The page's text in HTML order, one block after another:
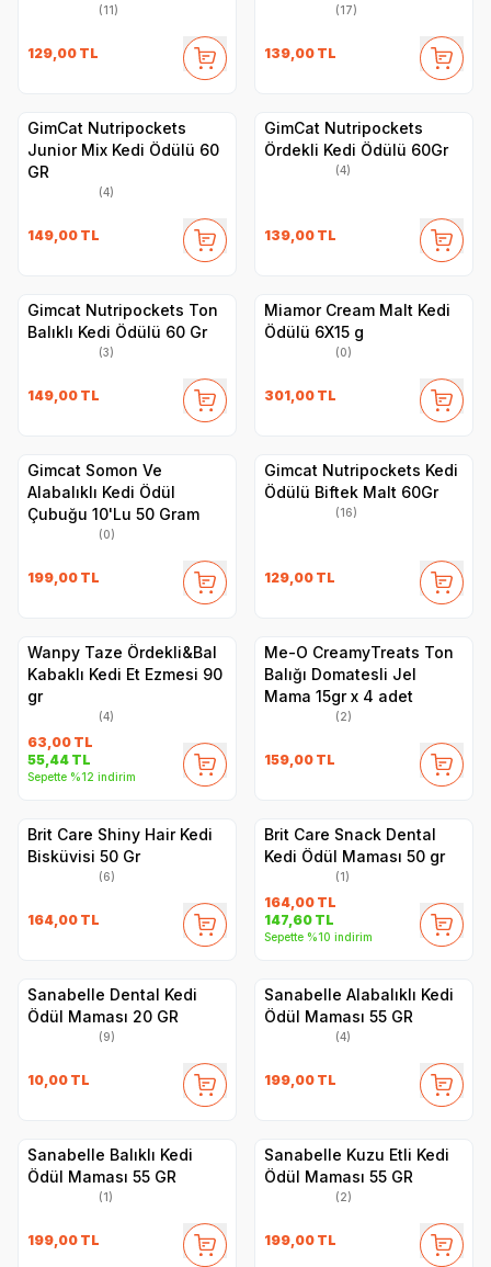
(11)
129,00 TL
(17)
139,00 TL
GimCat Nutripockets
Junior Mix Kedi Ödülü 60
GR
(4)
149,00 TL
GimCat Nutripockets
Ördekli Kedi Ödülü 60Gr
(4)
139,00 TL
Gimcat Nutripockets Ton
Balıklı Kedi Ödülü 60 Gr
(3)
149,00 TL
Miamor Cream Malt Kedi
Ödülü 6X15 g
(0)
301,00 TL
Gimcat Somon Ve
Alabalıklı Kedi Ödül
Çubuğu 10'Lu 50 Gram
(0)
199,00 TL
Gimcat Nutripockets Kedi
Ödülü Biftek Malt 60Gr
(16)
129,00 TL
Wanpy Taze Ördekli&Bal
Kabaklı Kedi Et Ezmesi 90
gr
(4)
63,00 TL
55,44 TL
Sepette %12 indirim
Me-O CreamyTreats Ton
Balığı Domatesli Jel
Mama 15gr x 4 adet
(2)
159,00 TL
Brit Care Shiny Hair Kedi
Bisküvisi 50 Gr
(6)
164,00 TL
Brit Care Snack Dental
Kedi Ödül Maması 50 gr
(1)
164,00 TL
147,60 TL
Sepette %10 indirim
Sanabelle Dental Kedi
Ödül Maması 20 GR
(9)
10,00 TL
Sanabelle Alabalıklı Kedi
Ödül Maması 55 GR
(4)
199,00 TL
Sanabelle Balıklı Kedi
Ödül Maması 55 GR
(1)
199,00 TL
Sanabelle Kuzu Etli Kedi
Ödül Maması 55 GR
(2)
199,00 TL